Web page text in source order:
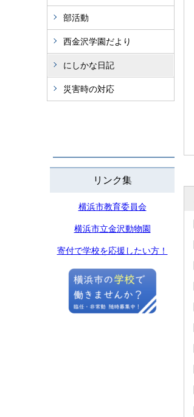
部活動
西金沢学園だより
にしかな日記
災害時の対応
リンク集
横浜市教育委員会
横浜市立金沢動物園
寄付で学校を応援したい方！